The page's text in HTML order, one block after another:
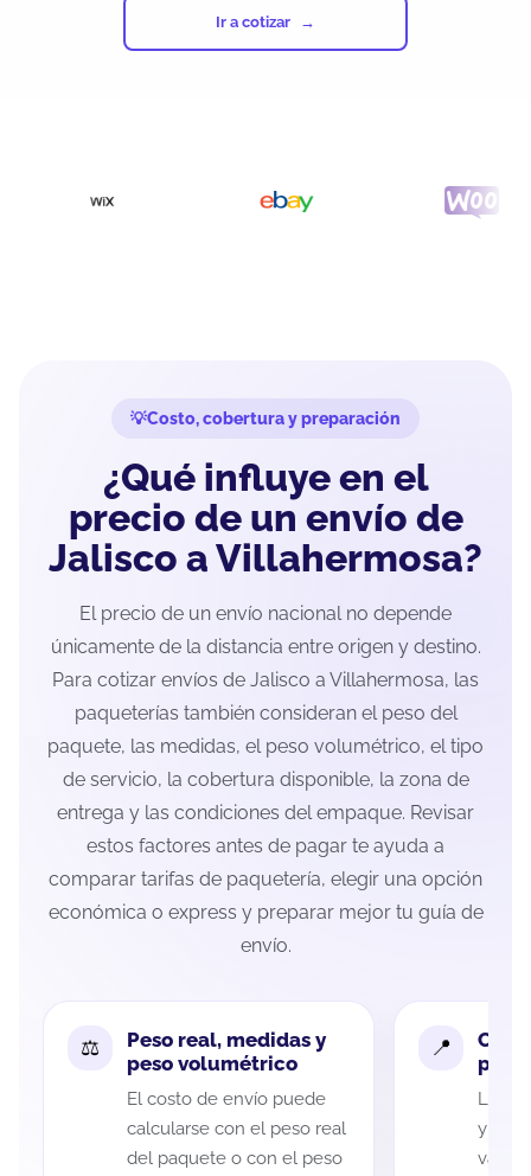
Ir a cotizar
Costo, cobertura y preparación
¿Qué influye en el
precio de un envío de
Jalisco a Villahermosa?
El precio de un envío nacional no depende
únicamente de la distancia entre origen y destino.
Para cotizar envíos de Jalisco a Villahermosa, las
paqueterías también consideran el peso del
paquete, las medidas, el peso volumétrico, el tipo
de servicio, la cobertura disponible, la zona de
entrega y las condiciones del empaque. Revisar
estos factores antes de pagar te ayuda a
comparar tarifas de paquetería, elegir una opción
económica o express y preparar mejor tu guía de
envío.
Peso real, medidas y
peso volumétrico
El costo de envío puede
calcularse con el peso real
del paquete o con el peso
La
y
variar